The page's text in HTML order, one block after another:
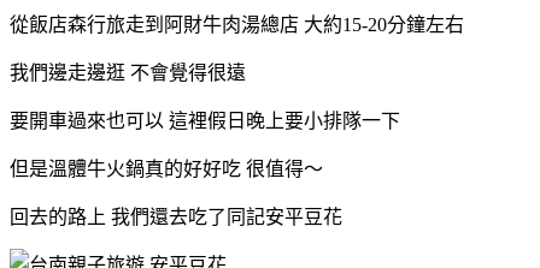
從飯店森行旅走到阿財牛肉湯總店 大約15-20分鐘左右
我們邊走邊逛 不會覺得很遠
要開車過來也可以 這裡假日晚上要小排隊一下
但是溫體牛火鍋真的好好吃 很值得～
回去的路上 我們還去吃了同記安平豆花